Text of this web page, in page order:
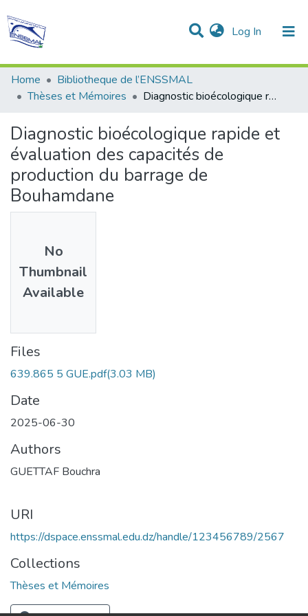
Log In (current)
Communities & Collections
Statistics
All of DSpace
Home
Bibliotheque de l’ENSSMAL
Thèses et Mémoires
Diagnostic bioécologique rapide et évaluation des capacités de production du barrage de Bouhamdane
Diagnostic bioécologique rapide et
évaluation des capacités de
production du barrage de
Bouhamdane
No
Thumbnail
Available
Files
639.865 5 GUE.pdf(3.03 MB)
Date
2025-06-30
Authors
GUETTAF Bouchra
URI
https://dspace.enssmal.edu.dz/handle/123456789/2567
Collections
Thèses et Mémoires